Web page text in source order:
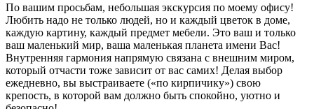
По вашим просьбам, небольшая экскурсия по моему офису!
Любить надо не только людей, но и каждый цветок в доме,
каждую картину, каждый предмет мебели. Это ваш и только
ваш маленький мир, ваша маленькая планета имени Вас!
Внутренняя гармония напрямую связана с внешним миром,
который отчасти тоже зависит от вас самих! Делая выбор
ежедневно, вы выстраиваете («по кирпичику») свою
крепость, в которой вам должно быть спокойно, уютно и